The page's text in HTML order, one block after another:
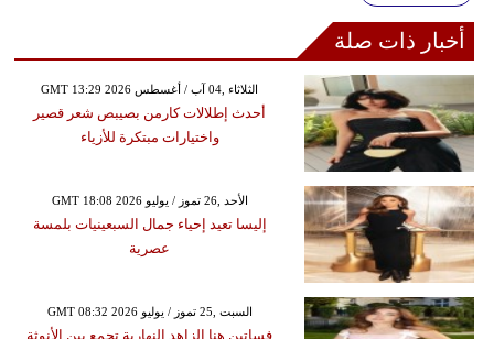
أخبار ذات صلة
GMT 13:29 2026 الثلاثاء ,04 آب / أغسطس
أحدث إطلالات كارمن بصيبص شعر قصير
واختيارات مبتكرة للأزياء
GMT 18:08 2026 الأحد ,26 تموز / يوليو
إليسا تعيد إحياء جمال السبعينيات بلمسة
عصرية
GMT 08:32 2026 السبت ,25 تموز / يوليو
فساتين هنا الزاهد النهارية تجمع بين الأنوثة